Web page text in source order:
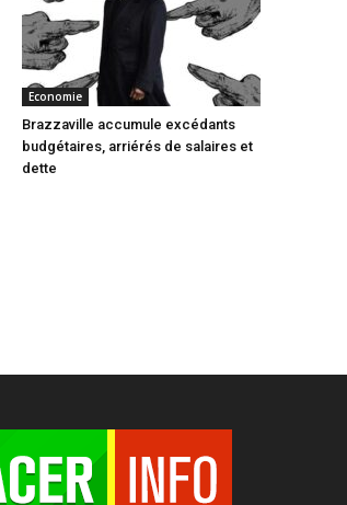
Economie
Brazzaville accumule excédants
budgétaires, arriérés de salaires et
dette